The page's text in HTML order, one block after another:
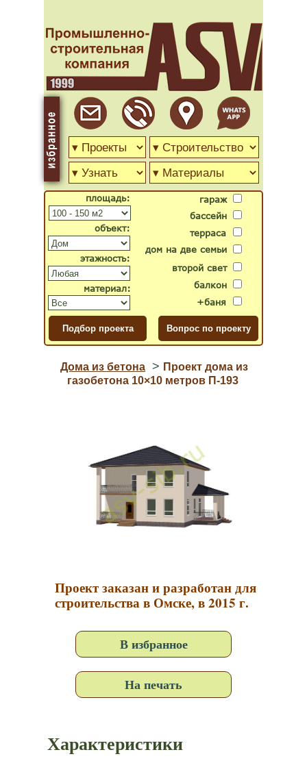
гараж
бассейн
второй свет
дом на две семьи
терраса
балкон
+баня
объект:
материал:
площадь:
этажность:
Дома из бетона > Проект дома из
газобетона 10×10 метров П-193
Проект заказан и разработан для
строительства в Омске, в 2015 г.
В избранное
На печать
Характеристики